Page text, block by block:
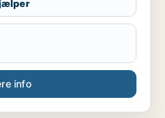
info